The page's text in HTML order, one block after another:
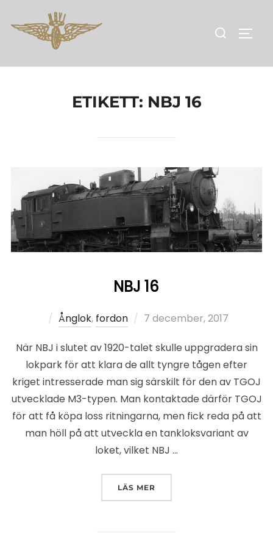
Sök
ETIKETT: NBJ 16
NBJ 16
Ånglok, fordon
Publicerat
7 december, 2017
När NBJ i slutet av 1920-talet skulle uppgradera sin
lokpark för att klara de allt tyngre tågen efter
kriget intresserade man sig särskilt för den av TGOJ
utvecklade M3-typen. Man kontaktade därför TGOJ
för att få köpa loss ritningarna, men fick reda på att
man höll på att utveckla en tankloksvariant av
loket, vilket NBJ …
LÄS MER